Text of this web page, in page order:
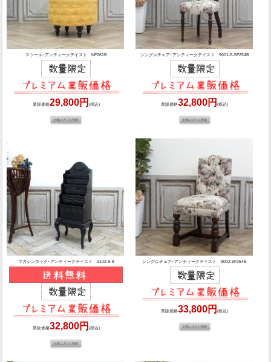
スツール･アンティークテイスト NF261B
業販価格29,800円 (税込)
シングルチェア･アンティークテイスト 9001-S-5F254B
業販価格32,800円(税込)
マガジンラック･アンティークテイスト 3102-S-8
業販価格32,800円 (税込)
シングルチェア･アンティークテイスト 9002-5F254B
業販価格33,800円(税込)